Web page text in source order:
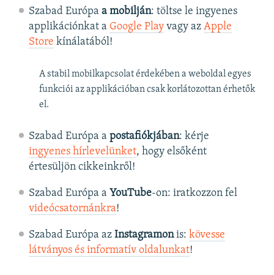
Szabad Európa a mobilján: töltse le ingyenes
applikációnkat a Google Playvagy az Apple
Store kínálatából!
A stabil mobilkapcsolat érdekében a weboldal egyes
funkciói az applikációban csak korlátozottan érhetők
el.
Szabad Európa a postafiókjában: kérje
ingyenes hírlevelünket, hogy elsőként
értesüljön cikkeinkről!
Szabad Európa a YouTube-on: iratkozzon fel
videócsatornánkra!
Szabad Európa az Instagramonis: kövesse
látványos és informatív oldalunkat! ​